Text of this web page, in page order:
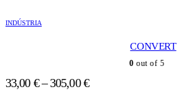
INDÚSTRIA
CONVERT
0 out of 5
33,00 €–305,00€